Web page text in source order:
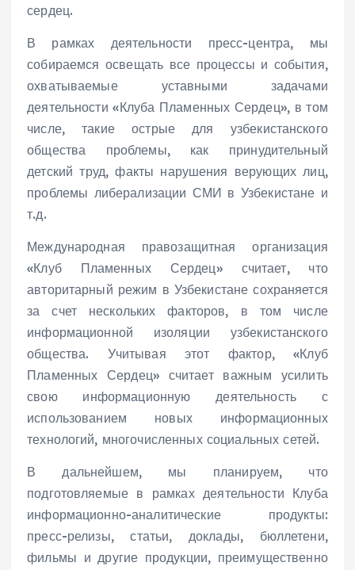
сердец.
В рамках деятельности пресс-центра, мы
собираемся освещать все процессы и события,
охватываемые уставными задачами
деятельности «Клуба Пламенных Сердец», в том
числе, такие острые для узбекистанского
общества проблемы, как принудительный
детский труд, факты нарушения верующих лиц,
проблемы либерализации СМИ в Узбекистане и
т.д.
Международная правозащитная организация
«Клуб Пламенных Сердец» считает, что
авторитарный режим в Узбекистане сохраняется
за счет нескольких факторов, в том числе
информационной изоляции узбекистанского
общества. Учитывая этот фактор, «Клуб
Пламенных Сердец» считает важным усилить
свою информационную деятельность с
использованием новых информационных
технологий, многочисленных социальных сетей.
В дальнейшем, мы планируем, что
подготовляемые в рамках деятельности Клуба
информационно-аналитические продукты:
пресс-релизы, статьи, доклады, бюллетени,
фильмы и другие продукции, преимущественно